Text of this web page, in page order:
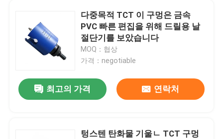
다중목적 TCT 이 구멍은 금속
PVC 빠른 편집을 위해 드릴용 날
절단기를 보았습니다
MOQ：협상
가격：negotiable
최고의 가격 연락처
텅스텐 탄화물 기울ㄴ TCT 구멍